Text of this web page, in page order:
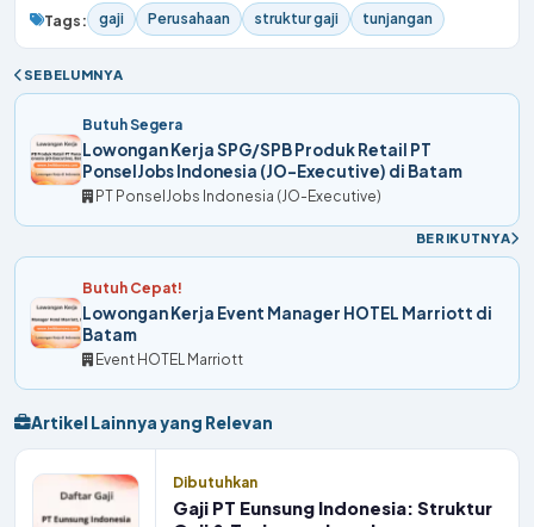
Tags: gaji Perusahaan struktur gaji tunjangan
SEBELUMNYA
Butuh Segera
Lowongan Kerja SPG/SPB Produk Retail PT
PonselJobs Indonesia (JO-Executive) di Batam
PT PonselJobs Indonesia (JO-Executive)
BERIKUTNYA
Butuh Cepat!
Lowongan Kerja Event Manager HOTEL Marriott di
Batam
Event HOTEL Marriott
Artikel Lainnya yang Relevan
Dibutuhkan
Gaji PT Eunsung Indonesia: Struktur